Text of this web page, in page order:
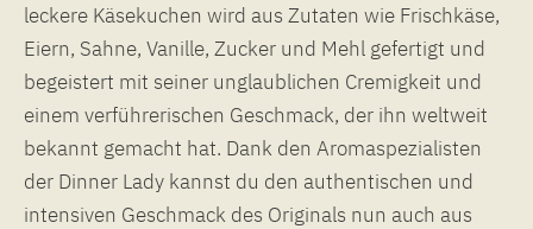
leckere Käsekuchen wird aus Zutaten wie Frischkäse,
Eiern, Sahne, Vanille, Zucker und Mehl gefertigt und
begeistert mit seiner unglaublichen Cremigkeit und
einem verführerischen Geschmack, der ihn weltweit
bekannt gemacht hat. Dank den Aromaspezialisten
der Dinner Lady kannst du den authentischen und
intensiven Geschmack des Originals nun auch aus